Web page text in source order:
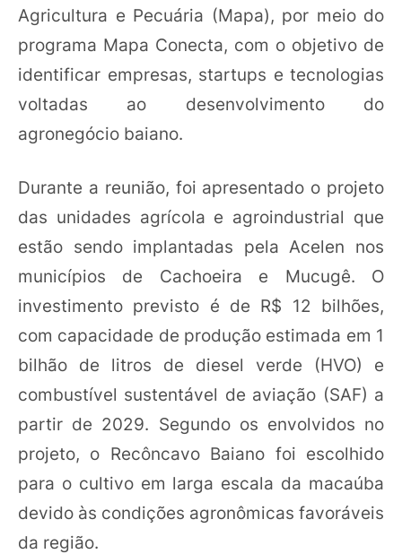
Agricultura e Pecuária (Mapa), por meio do
programa Mapa Conecta, com o objetivo de
identificar empresas, startups e tecnologias
voltadas ao desenvolvimento do
agronegócio baiano.
Durante a reunião, foi apresentado o projeto
das unidades agrícola e agroindustrial que
estão sendo implantadas pela Acelen nos
municípios de Cachoeira e Mucugê. O
investimento previsto é de R$ 12 bilhões,
com capacidade de produção estimada em 1
bilhão de litros de diesel verde (HVO) e
combustível sustentável de aviação (SAF) a
partir de 2029. Segundo os envolvidos no
projeto, o Recôncavo Baiano foi escolhido
para o cultivo em larga escala da macaúba
devido às condições agronômicas favoráveis
da região.